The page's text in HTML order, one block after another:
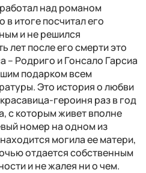
над романом
итоге посчитал его
и не решился
лет после его смерти это
– Родриго и Гонсало Гарсиа
подарком всем
Это история о любви
героиня раз в год
с которым живет вполне
номер на одном из
могила ее матери,
отдается собственным
и не жалея ни о чем.